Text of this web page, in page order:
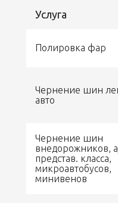
Услуга
Полировка фар
Чернение шин
авто
Чернение шин
внедорожников,
представ. класса,
микроавтобусов,
минивенов